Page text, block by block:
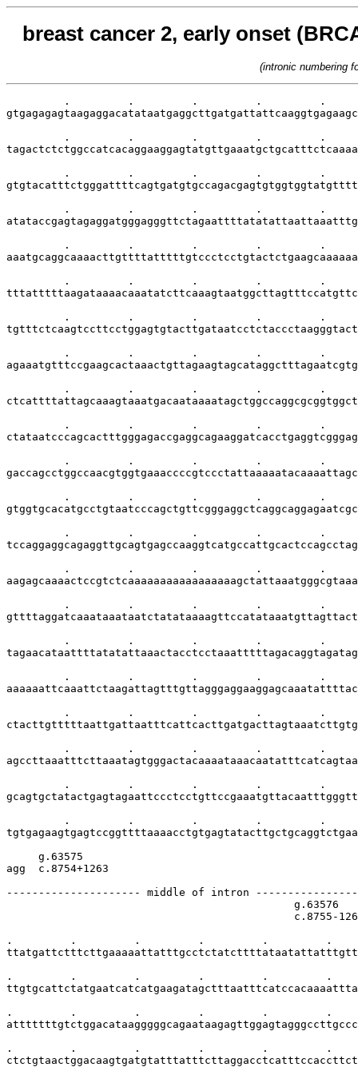
breast cancer 2, early onset
(intronic numbering
.         .         .         .         .
.         .         .         .         .
.         .         .         .         .
.         .         .         .         .
.         .         .         .         .
.         .         .         .         .
.         .         .         .         .
.         .         .         .         .
.         .         .         .         .
.         .         .         .         .
.         .         .         .         .
.         .         .         .         .
.         .         .         .         .
.         .         .         .         .
.         .         .         .         .
.         .         .         .         .
.         .         .         .         .
.         .         .         .         .
.         .         .         .         .
.         .         .         .         .
.         .         .         .         .
     g.63575
agg  c.8754+1263
--------------------- middle of intron
g.63576
c.8755-
.         .         .         .         .         .
.         .         .         .         .         .
.         .         .         .         .         .
.         .         .         .         .         .